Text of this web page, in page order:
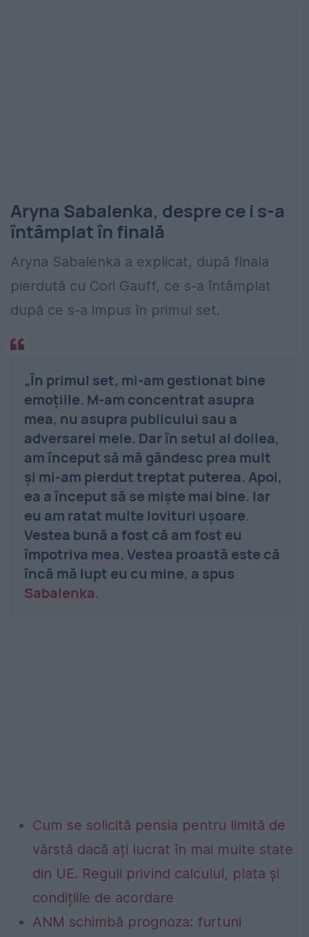
Aryna Sabalenka, despre ce i s-a
întâmplat în finală
Aryna Sabalenka a explicat, după finala
pierdută cu Cori Gauff, ce s-a întâmplat
după ce s-a impus în primul set.
„În primul set, mi-am gestionat bine
emoţiile. M-am concentrat asupra
mea, nu asupra publicului sau a
adversarei mele. Dar în setul al doilea,
am început să mă gândesc prea mult
şi mi-am pierdut treptat puterea. Apoi,
ea a început să se mişte mai bine. Iar
eu am ratat multe lovituri uşoare.
Vestea bună a fost că am fost eu
împotriva mea. Vestea proastă este că
încă mă lupt eu cu mine, a spus
Sabalenka.
Cum se solicită pensia pentru limită de
vârstă dacă ați lucrat în mai multe state
din UE. Reguli privind calculul, plata și
condițiile de acordare
ANM schimbă prognoza: furtuni